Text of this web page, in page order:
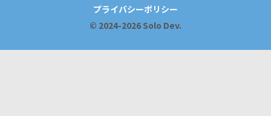
プライバシーポリシー
© 2024-2026 Solo Dev.